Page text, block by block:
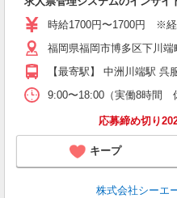
時給1700円〜1700円 ※経
福岡県福岡市博多区下川
【最寄駅】 中洲川端駅 呉
9:00〜18:00（実働8時間
応募締め切り
キープ
株式会社シーエ